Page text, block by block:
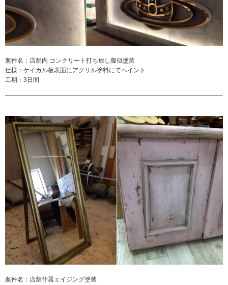
案件名：店舗内 コンクリート打ち放し擬似塗装
仕様：ケイカル板表面にアクリル塗料にてペイント
工期：3日間
案件名：店舗什器エイジング塗装